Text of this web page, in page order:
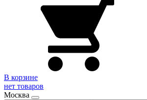
В корзине
нет товаров
Москва